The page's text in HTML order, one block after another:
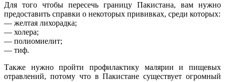
Для того чтобы пересечь границу Пакистана, вам нужно
предоставить справки о некоторых прививках, среди которых:
— желтая лихорадка;
— холера;
— полиомиелит;
— тиф.
Также нужно пройти профилактику малярии и пищевых
отравлений, потому что в Пакистане существует огромный